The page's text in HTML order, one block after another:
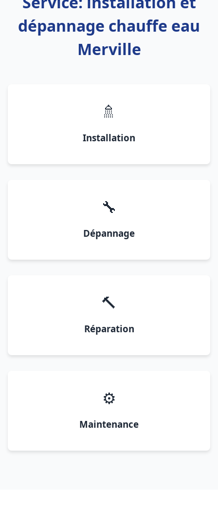
dépannage chauffe eau
Merville
🚿
Installation
🔧
Dépannage
🔨
Réparation
⚙️
Maintenance